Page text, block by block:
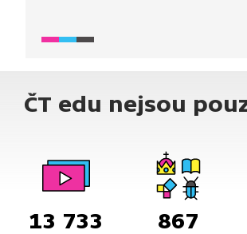
i pro mladého Karla IV., který v něm
ČT edu nejsou
13 733 867